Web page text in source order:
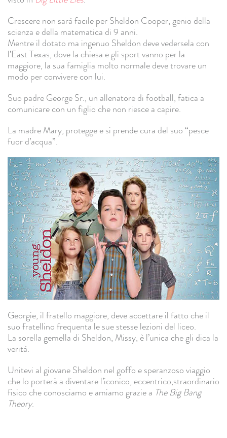
Crescere non sarà facile per Sheldon Cooper, genio della
scienza e della matematica di 9 anni.
Mentre il dotato ma ingenuo Sheldon deve vedersela con
l’East Texas, dove la chiesa e gli sport vanno per la
maggiore, la sua famiglia molto normale deve trovare un
modo per convivere con lui.
Suo padre George Sr., un allenatore di football, fatica a
comunicare con un figlio che non riesce a capire.
La madre Mary, protegge e si prende cura del suo “pesce
fuor d’acqua”.
Georgie, il fratello maggiore, deve accettare il fatto che il
suo fratellino frequenta le sue stesse lezioni del liceo.
La sorella gemella di Sheldon, Missy, è l’unica che gli dica la
verità.
Unitevi al giovane Sheldon nel goffo e speranzoso viaggio
che lo porterà a diventare l’iconico, eccentrico,straordinario
fisico che conosciamo e amiamo grazie a The Big Bang
Theory.